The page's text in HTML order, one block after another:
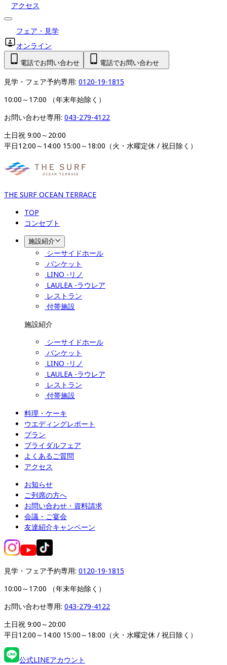
アクセス
フェア・見学
オンライン
電話でお問い合わせ 電話でお問い合わせ
見学・フェア予約専用: 0120-19-1815
10:00～17:00 （年末年始除く）
お問い合わせ専用: 043-279-4122
土日祝 9:00～20:00
平日12:00～14:00 15:00～18:00（火・水曜定休 / 祝日除く）
THE SURF OCEAN TERRACE
TOP
コンセプト
施設紹介
シーサイドホール
バンケット
LINO -リノ
LAULEA -ラウレア
レストラン
付帯施設
施設紹介
シーサイドホール
バンケット
LINO -リノ
LAULEA -ラウレア
レストラン
付帯施設
料理・ケーキ
ウエディングレポート
プラン
ブライダルフェア
よくあるご質問
アクセス
お知らせ
ご列席の方へ
お問い合わせ・資料請求
会議・ご宴会
友達紹介キャンペーン
見学・フェア予約専用: 0120-19-1815
10:00～17:00 （年末年始除く）
お問い合わせ専用: 043-279-4122
土日祝 9:00～20:00
平日12:00～14:00 15:00～18:00（火・水曜定休 / 祝日除く）
公式LINEアカウント